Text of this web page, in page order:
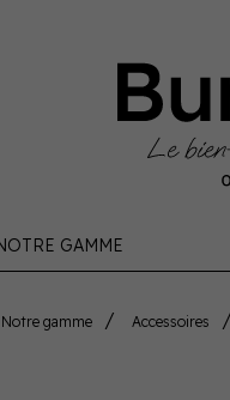
GAMME
Notre gamme Accessoires